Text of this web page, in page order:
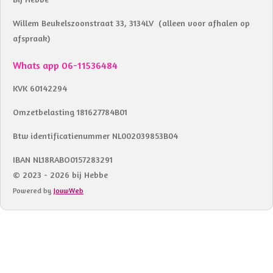
Willem Beukelszoonstraat 33, 3134LV (alleen voor afhalen op
afspraak)
Whats app 06-11536484
KVK 60142294
Omzetbelasting 181627784B01
Btw identificatienummer NL002039853B04
IBAN NL18RABO0157283291
© 2023 - 2026 bij Hebbe
Powered by JouwWeb